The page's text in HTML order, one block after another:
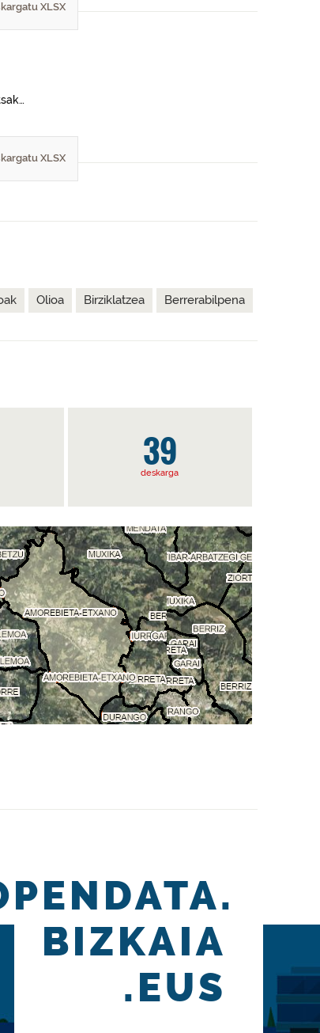
XLSX
XLSX
Olioa Birziklatzea Berrerabilpena
39
deskarga
BIZKAIA
.EUS